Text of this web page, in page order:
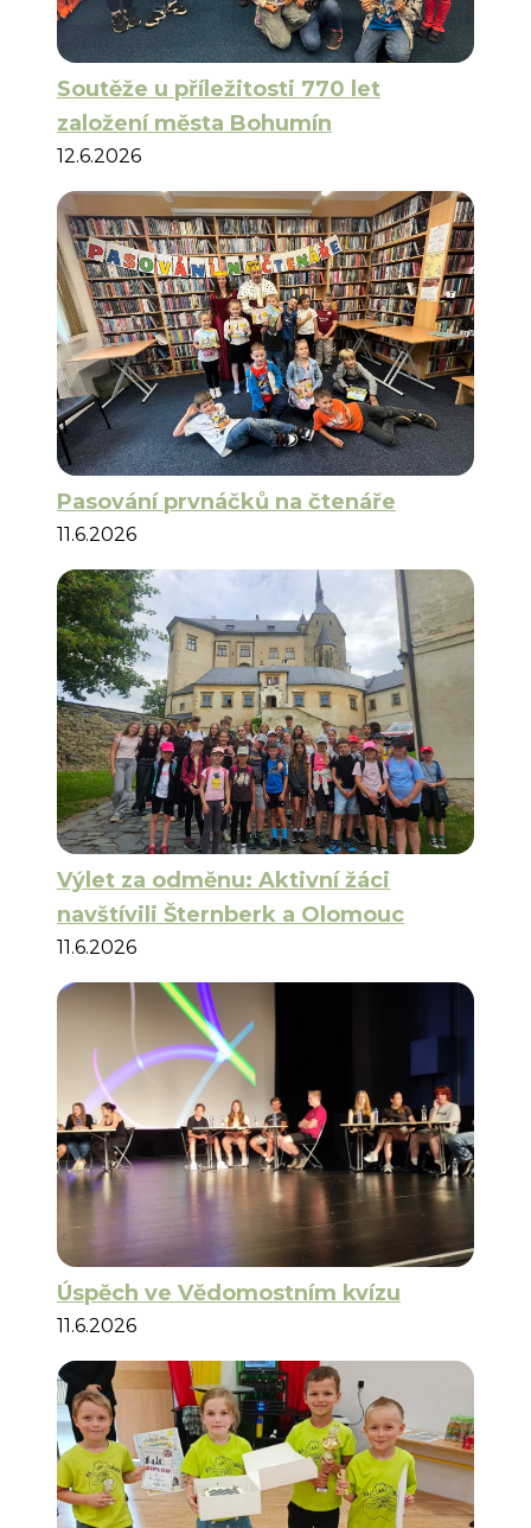
Soutěže u příležitosti 770 let
založení města Bohumín
12.6.2026
Pasování prvnáčků na čtenáře
11.6.2026
Výlet za odměnu: Aktivní žáci
navštívili Šternberk a Olomouc
11.6.2026
Úspěch ve Vědomostním kvízu
11.6.2026